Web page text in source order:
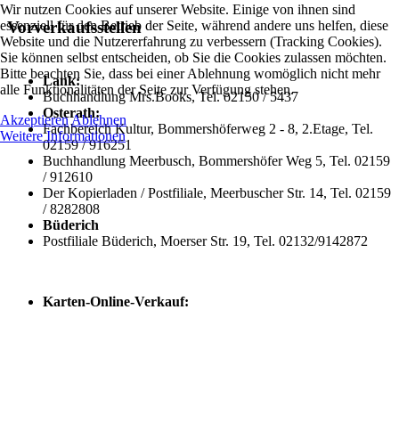
Vorverkaufsstellen
Lank:
Buchhandlung Mrs.Books, Tel. o2150 / 5437
Osterath:
Fachbereich Kultur, Bommershöferweg 2 - 8, 2.Etage, Tel.
02159 / 916251
Buchhandlung Meerbusch, Bommershöfer Weg 5, Tel. 02159
/ 912610
Der Kopierladen / Postfiliale, Meerbuscher Str. 14, Tel. 02159
/ 8282808
Büderich
Postfiliale Büderich, Moerser Str. 19, Tel. 02132/9142872
Karten-Online-Verkauf:
Wir nutzen Cookies auf unserer Website. Einige von ihnen sind
essenziell für den Betrieb der Seite, während andere uns helfen, diese
Website und die Nutzererfahrung zu verbessern (Tracking Cookies).
Sie können selbst entscheiden, ob Sie die Cookies zulassen möchten.
Bitte beachten Sie, dass bei einer Ablehnung womöglich nicht mehr
alle Funktionalitäten der Seite zur Verfügung stehen.
AkzeptierenAblehnen
Weitere Informationen